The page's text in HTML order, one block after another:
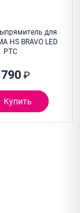
для
HS BRAVO LED
PTC
₽
Купить